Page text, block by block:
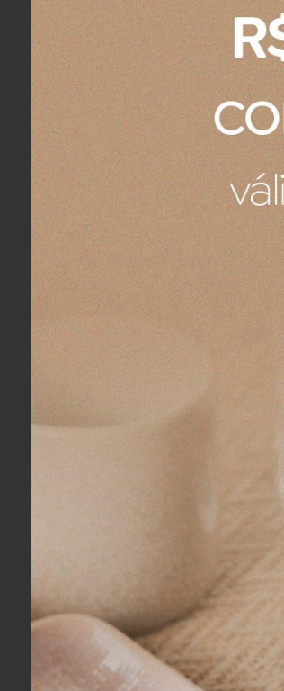
Eu
Eu
Eu
Eu